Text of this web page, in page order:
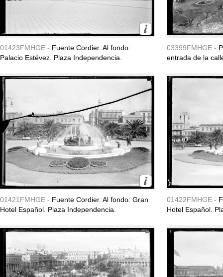
01423FMHGE - Fuente Cordier. Al fondo:
Palacio Estévez. Plaza Independencia.
03399FMHGE -
entrada de la
01421FMHGE - Fuente Cordier. Al fondo: Gran
Hotel Español. Plaza Independencia.
01422FMHGE -
Hotel Español.